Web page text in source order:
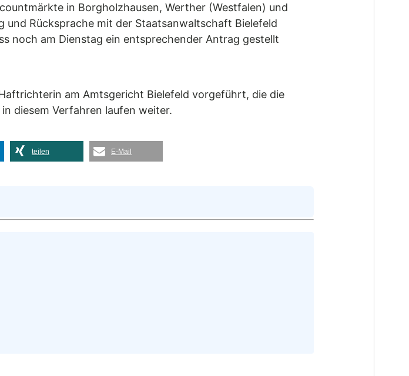
in Borgholzhausen, Werther (Westfalen) und
Rücksprache mit der Staatsanwaltschaft Bielefeld
noch am Dienstag ein entsprechender Antrag gestellt
am Amtsgericht Bielefeld vorgeführt, die die
diesem Verfahren laufen weiter.
teilen E-Mail